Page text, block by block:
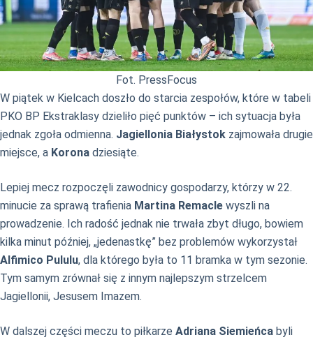
Fot. PressFocus
W piątek w Kielcach doszło do starcia zespołów, które w tabeli
PKO BP Ekstraklasy dzieliło pięć punktów – ich sytuacja była
jednak zgoła odmienna. Jagiellonia Białystok zajmowała drugie
miejsce, a Korona dziesiąte.
Lepiej mecz rozpoczęli zawodnicy gospodarzy, którzy w 22.
minucie za sprawą trafienia Martina Remacle wyszli na
prowadzenie. Ich radość jednak nie trwała zbyt długo, bowiem
kilka minut później, „jedenastkę” bez problemów wykorzystał
Alfimico Pululu, dla którego była to 11 bramka w tym sezonie.
Tym samym zrównał się z innym najlepszym strzelcem
Jagiellonii, Jesusem Imazem.
W dalszej części meczu to piłkarze Adriana Siemieńca byli